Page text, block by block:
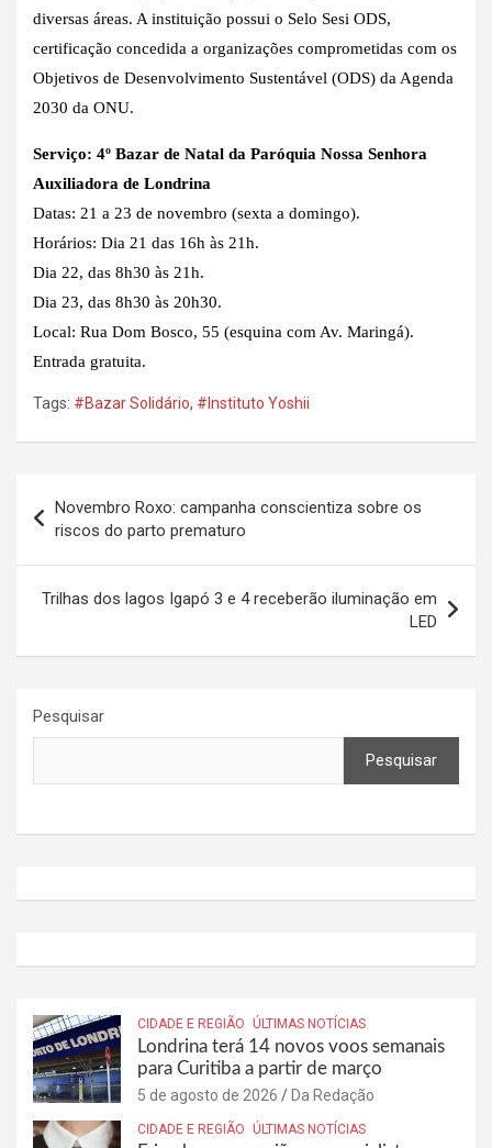
diversas áreas. A instituição possui o Selo Sesi ODS,
certificação concedida a organizações comprometidas com os
Objetivos de Desenvolvimento Sustentável (ODS) da Agenda
2030 da ONU.
Serviço: 4º Bazar de Natal da Paróquia Nossa Senhora
Auxiliadora de Londrina
Datas: 21 a 23 de novembro (sexta a domingo).
Horários: Dia 21 das 16h às 21h.
Dia 22, das 8h30 às 21h.
Dia 23, das 8h30 às 20h30.
Local: Rua Dom Bosco, 55 (esquina com Av. Maringá).
Entrada gratuita.
Tags: #Bazar Solidário, #Instituto Yoshii
de
Post
Novembro Roxo: campanha conscientiza sobre os
riscos do parto prematuro
Trilhas dos lagos Igapó 3 e 4 receberão iluminação em
LED
Pesquisar
Pesquisar
CIDADE E REGIÃO ÚLTIMAS NOTÍCIAS
Londrina terá 14 novos voos semanais
para Curitiba a partir de março
5 de agosto de 2026 Da Redação
CIDADE E REGIÃO ÚLTIMAS NOTÍCIAS